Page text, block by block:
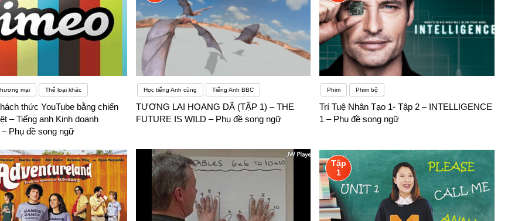
này giúp bạn làm quen với từ vựng và cấu trúc câu.- Không chỉ dựa vào phim: Kết hợp việc xem phim với việc học từ sách giáo
tiếng Anh thú vị và hữu ích, nhưng hãy kết hợp nó với các phương pháp khác để đạt hiệu quả tốt nhất!Nghe là một trong những
Không nghe được tiếng Anh, “điếc” tiếng Anh cũng là một khó khăn mọi người thường gặp. Có nhiều nguyên nhân dẫn đến việc
như cách họ nhìnNgay cả những người nói tiếng Anh bản ngữ cũng gặp khó khăn với điều này! Trong ngôn ngữ tiếng
có nghĩa là chúng nghe rất khác so với những gì bạn mong đợi dựa trên chính tả của chúng. Hãy xem những từ này, ví
khăn nhỏ như con tép có thể giải quyết trong vong một nốt nhạc thì chúng ta sẽ gặp nhiều thuận lợi to lớn hơn khi học ngành
sinh viên sẽ nhận được những lợi ích như:– Cơ hội nghề nghiệp rất triển vọng: Với vốn tiếng anh thật sự xịn sò mà bạn có được
lịch, đi công tác,… miễn là ra nước ngoài thì với bạn có thể tự mình khám phá mà không cần đến một phiên dịch viên nào cả
mại Thể loại khác
thức YouTube bằng chiến
– Tiếng anh Kinh doanh
Phụ đề song ngữ
Học tiếng Anh cùng Tiếng Anh BBC
TƯƠNG LAI HOANG DÃ (TẬP 1) – THE
FUTURE IS WILD – Phụ đề song ngữ
Phim Phim bộ
Trí Tuệ Nhân Tạo 1- Tập 2 – INTELLIGENCE
1 – Phụ đề song ngữ
Tập
1